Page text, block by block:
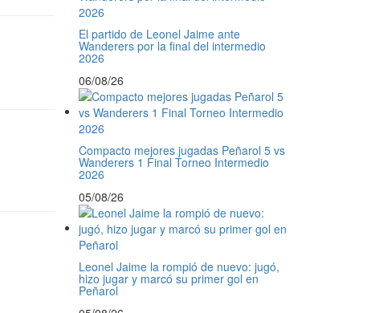
El partido de Leonel Jaime ante
Wanderers por la final del intermedio
2026
06/08/26
Compacto mejores jugadas Peñarol 5 vs
Wanderers 1 Final Torneo Intermedio
2026
05/08/26
Leonel Jaime la rompió de nuevo: jugó,
hizo jugar y marcó su primer gol en
Peñarol